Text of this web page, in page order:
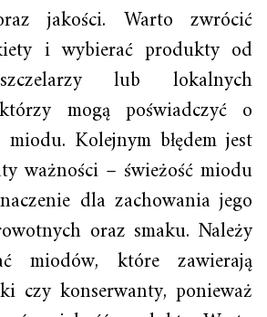
jakości. Warto zwrócić
i wybierać produkty od
lub lokalnych
mogą poświadczyć o
Kolejnym błędem jest
ważności – świeżość miodu
dla zachowania jego
oraz smaku. Należy
miodów, które zawierają
czy konserwanty, ponieważ